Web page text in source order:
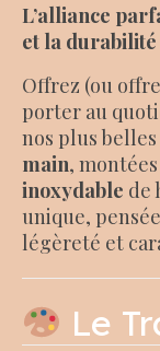
L’alliance
et la
Offrez (ou
porter au
nos plus
main,
inoxydable de
unique,
légèreté et
Le